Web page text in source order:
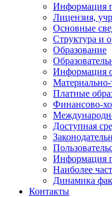
Информация
Лицензия,
Основные
Структура и
Образование
Информация о
Материально-
Платные
Финансово-
Доступная
Информация
Наиболее
Динамика
Контакты